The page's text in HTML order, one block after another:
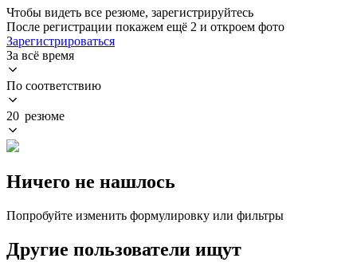
Чтобы видеть все резюме, зарегистрируйтесь
После регистрации покажем ещё 2 и откроем фото
Зарегистрироваться
За всё время
По соответствию
20 резюме
Ничего не нашлось
Попробуйте изменить формулировку или фильтры
Другие пользователи ищут